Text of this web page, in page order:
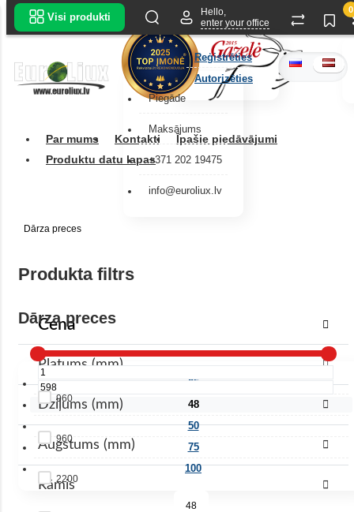
Piegāde
Maksājums
+371 202 19475
info@euroliux.lv
Par mums Kontakti
Īpašie piedāvājumi
Produktu datu lapas
Visi produkti
Hello,
enter your office
Reģistrēties
Autorizēties
0
Dārza preces
Produkta filtrs
Cena
Platums (mm)
960
Dziļums (mm)
960
Augstums (mm)
2200
Rāmis
Dārza preces
25
48
50
75
100
48